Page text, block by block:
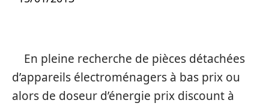
En pleine recherche de pièces détachées
d’appareils électroménagers à bas prix ou
alors de doseur d’énergie prix discount à